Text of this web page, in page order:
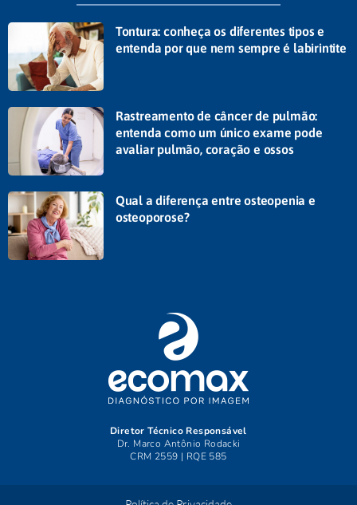
Tontura: conheça os diferentes tipos e
entenda por que nem sempre é labirintite
Rastreamento de câncer de pulmão:
entenda como um único exame pode
avaliar pulmão, coração e ossos
Qual a diferença entre osteopenia e
osteoporose?
Diretor Técnico Responsável
Dr. Marco Antônio Rodacki
CRM 2559 | RQE 585